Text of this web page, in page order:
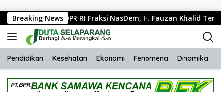
Breaking News
Anggota DPR RI Fraksi NasDem, H. Fauzan Khalid Temui
Pendidikan Kesehatan Ekonomi Fenomena Dinamika